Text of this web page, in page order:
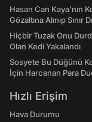
Hasan Can Kaya’nın
Gözaltına Alınıp Sınır
Hiçbir Tuzak Onu
Olan Kedi Yakalandı
Sosyete Bu Düğünü
İçin Harcanan Para
Hızlı Erişim
Hava Durumu